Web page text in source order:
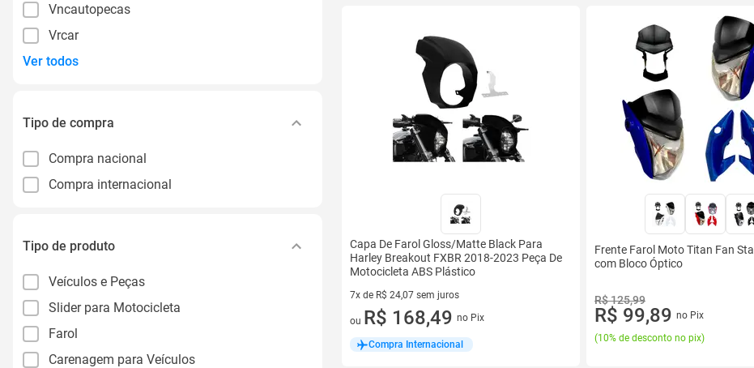
Vncautopecas
Vrcar
Ver todos
Tipo de compra
Compra nacional
Compra internacional
Tipo de produto
Veículos e Peças
Slider para Motocicleta
Farol
Carenagem para Veículos
Capa De Farol Gloss/Matte Black Para
Harley Breakout FXBR 2018-2023 Peça De
Motocicleta ABS Plástico
7x de R$ 24,07 sem juros
7 vez de R$ 24,07 sem juros
ou R$ 168,49 no Pix
Compra Internacional
Frente Farol Moto Titan Fan
com Bloco Óptico
R$ 125,99
R$ 99,89 no Pix
(10% de desconto no pix)